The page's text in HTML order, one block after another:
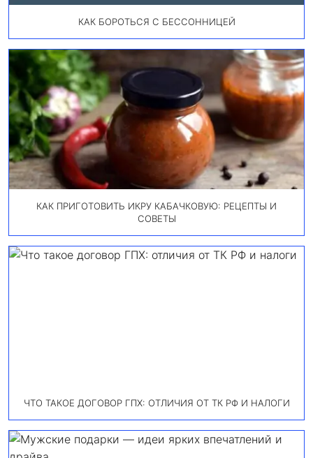
КАК БОРОТЬСЯ С БЕССОННИЦЕЙ
КАК ПРИГОТОВИТЬ ИКРУ КАБАЧКОВУЮ: РЕЦЕПТЫ И
СОВЕТЫ
ЧТО ТАКОЕ ДОГОВОР ГПХ: ОТЛИЧИЯ ОТ ТК РФ И НАЛОГИ